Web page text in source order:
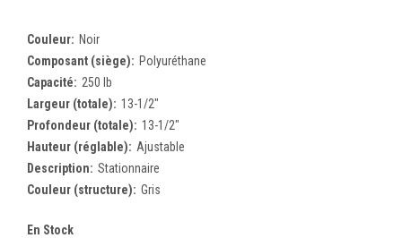
Couleur: Noir
Composant (siège): Polyuréthane
Capacité: 250 lb
Largeur (totale): 13-1/2"
Profondeur (totale): 13-1/2"
Hauteur (réglable): Ajustable
Description: Stationnaire
Couleur (structure): Gris
En Stock